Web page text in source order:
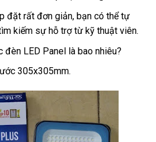
đặt rất đơn giản, bạn có thể tự
kiếm sự hỗ trợ từ kỹ thuật viên.
LED Panel là bao nhiêu?
305x305mm.